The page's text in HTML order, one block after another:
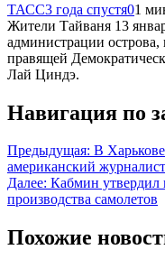
ТАСС3 года спустя01
Жители Тайваня 13
администрации острова,
правящей
Лай Циндэ.
Навигация по
Предыдущая: В
американский
Далее: Кабмин
производства самолетов
Похожие